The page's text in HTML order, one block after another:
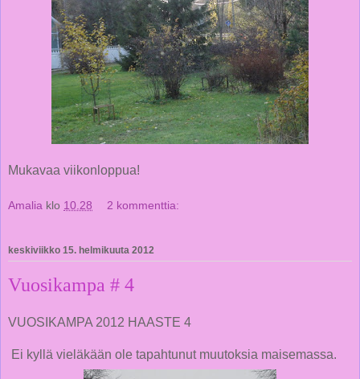
Mukavaa viikonloppua!
Amalia klo 10.28 2 kommenttia:
keskiviikko 15. helmikuuta 2012
Vuosikampa # 4
VUOSIKAMPA 2012 HAASTE 4
Ei kyllä vieläkään ole tapahtunut muutoksia maisemassa.